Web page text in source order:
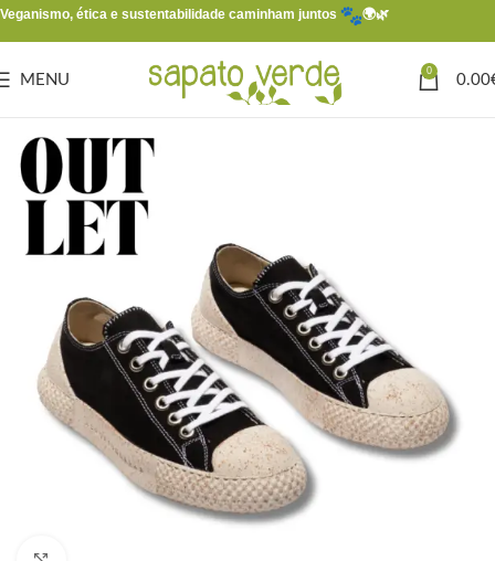
Veganismo, ética e sustentabilidade caminham juntos 🌍🌿
MENU
0
0.00